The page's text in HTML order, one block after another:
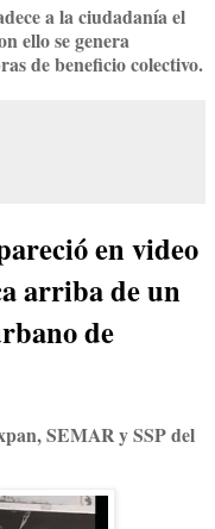
a la ciudadanía el
ello se genera
de beneficio colectivo.
en video
arriba de un
de
SEMAR y SSP del